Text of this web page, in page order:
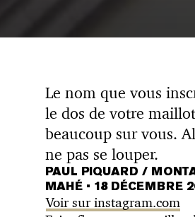
Le nom que vous
le dos de votre
beaucoup sur vous.
ne pas se louper.
PAUL PIQUARD /
MAHÉ • 18 DÉCEMBRE
Voir sur instagram.com